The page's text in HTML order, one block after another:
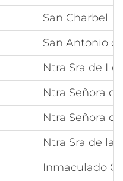
San Charbel
San Antonio
Ntra Sra de
Ntra Señora
Ntra Señora
Ntra Sra de la
Inmaculado